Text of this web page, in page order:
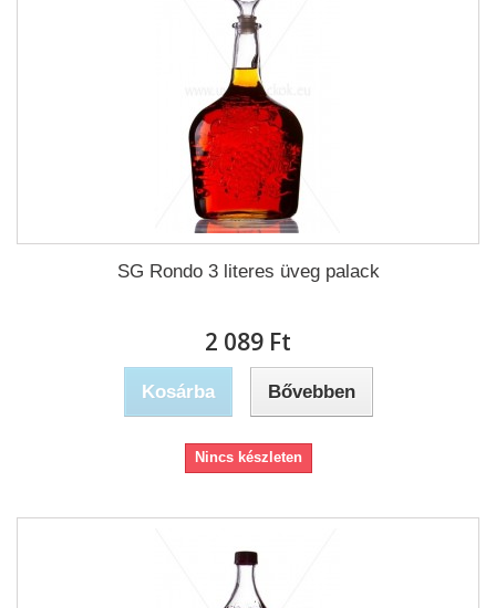
SG Rondo 3 literes üveg palack
2 089 Ft‎
Kosárba Bővebben
Nincs készleten